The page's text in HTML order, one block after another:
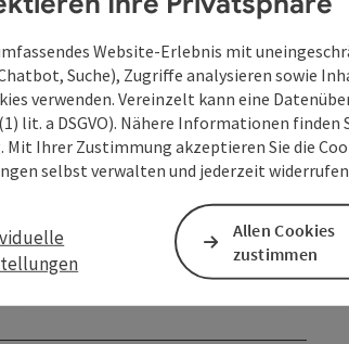
Website-Erlebnis mit
Suche), Zugriffe analysieren sowie
verwenden. Vereinzelt kann eine
lit. a DSGVO). Nähere Informationen finden
. Mit Ihrer Zustimmung akzeptieren Sie die
selbst verwalten und jederzeit
Allen Cookies
zustimmen